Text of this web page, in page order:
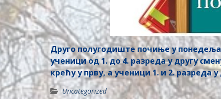
Друго полугодиште почиње у
ученици од 1. до 4. разреда у другу
крећу у прву, а ученици 1. и 2. разреда у
Uncategorized